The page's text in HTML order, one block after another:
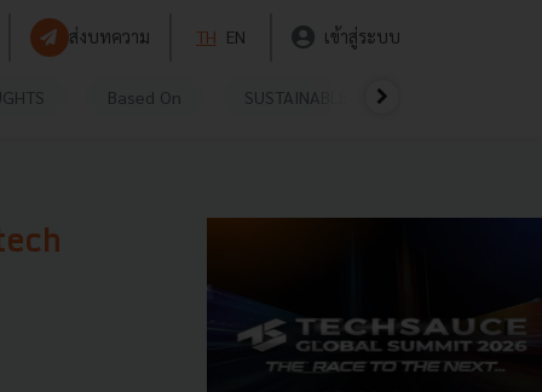
ส่งบทความ TH EN เข้าสู่ระบบ
Based On SUSTAINABLE